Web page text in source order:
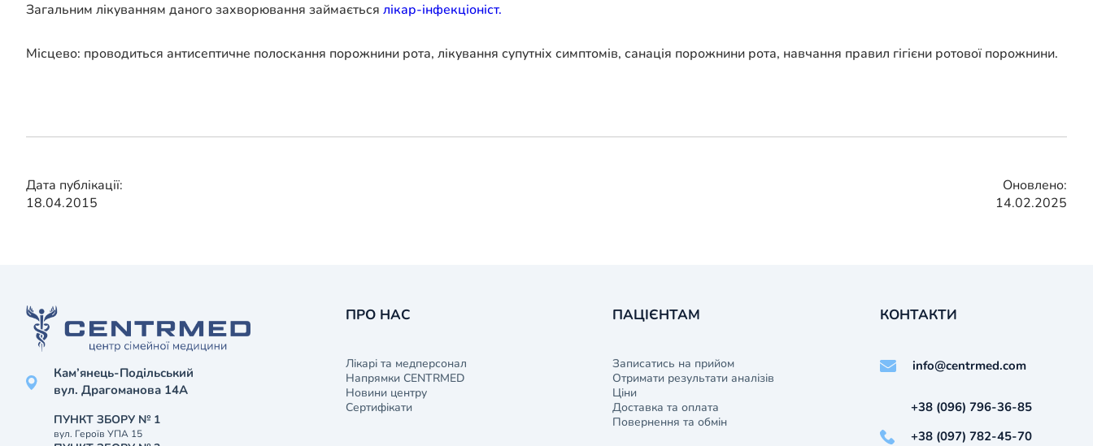
Загальним лікуванням даного захворювання займається лікар-інфекціоніст.
Місцево: проводиться антисептичне полоскання порожнини рота, лікування супутніх симптомів, санація порожнини рота, навчання правил гігієни ротової порожнини.
Дата публікації:
18.04.2015
Оновлено:
14.02.2025
Кам’янець-Подільський
вул. Драгоманова 14А
ПУНКТ ЗБОРУ № 1
вул. Героїв УПА 15
ПРО НАС
Лікарі та медперсонал
Напрямки CENTRMED
Новини центру
Сертифікати
ПАЦІЄНТАМ
Записатись на прийом
Отримати результати аналізів
Ціни
Доставка та оплата
Повернення та обмін
КОНТАКТИ
info@centrmed.com
+38 (096) 796-36-85
+38 (097) 782-45-70